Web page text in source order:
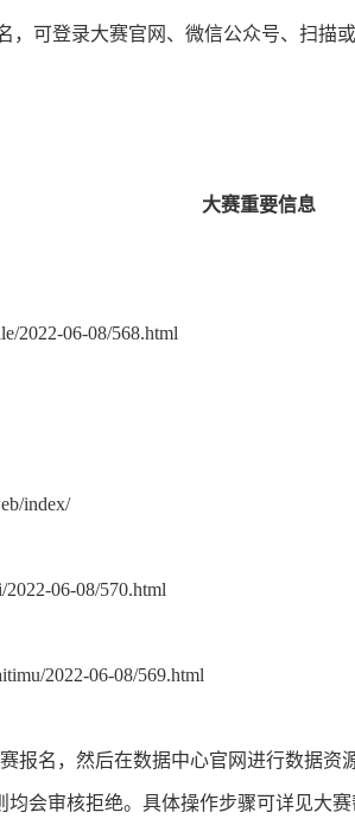
可登录大赛官网、微信公众号、扫描或
大赛重要信息
2022-06-08/568.html
index/
2022-06-08/570.html
2022-06-08/569.html
报名，然后在数据中心官网进行数据
会审核拒绝。具体操作步骤可详见大赛